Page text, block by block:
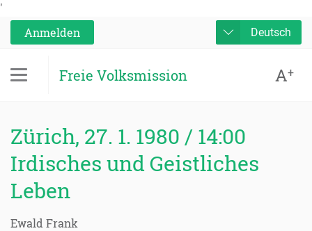
'
Anmelden
Deutsch
Freie Volksmission A+
Zürich, 27. 1. 1980 / 14:00
Irdisches und Geistliches
Leben
Ewald Frank